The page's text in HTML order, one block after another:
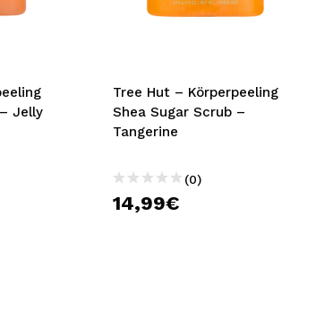
ERSTELLEN
Jelly
Tree Hut – Körperpeeling
Shea Sugar Scrub –
Tangerine
(0)
14,99€